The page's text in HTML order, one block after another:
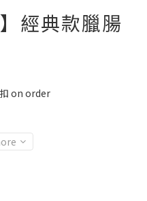
0
經典款臘腸
on order